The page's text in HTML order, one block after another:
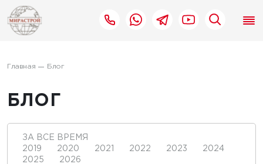
Главная Блог
БЛОГ
ЗА ВСЕ ВРЕМЯ
2019
2020 2021 2022 2023
2024
2025
2026